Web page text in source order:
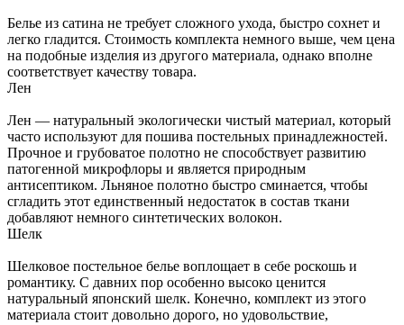
Белье из сатина не требует сложного ухода, быстро сохнет и
легко гладится. Стоимость комплекта немного выше, чем цена
на подобные изделия из другого материала, однако вполне
соответствует качеству товара.
Лен
Лен — натуральный экологически чистый материал, который
часто используют для пошива постельных принадлежностей.
Прочное и грубоватое полотно не способствует развитию
патогенной микрофлоры и является природным
антисептиком. Льняное полотно быстро сминается, чтобы
сгладить этот единственный недостаток в состав ткани
добавляют немного синтетических волокон.
Шелк
Шелковое постельное белье воплощает в себе роскошь и
романтику. С давних пор особенно высоко ценится
натуральный японский шелк. Конечно, комплект из этого
материала стоит довольно дорого, но удовольствие,